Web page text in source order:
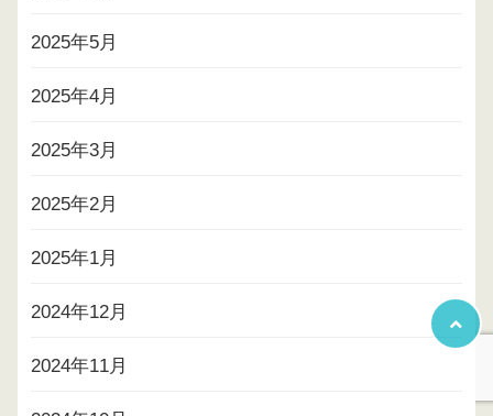
2025年5月
2025年4月
2025年3月
2025年2月
2025年1月
2024年12月
2024年11月